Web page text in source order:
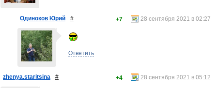
Одиноков Юрий # 28 сентября 2021 в 02:27
+7
Ответить
zhenya.staritsina # 28 сентября 2021 в 05:12
+4